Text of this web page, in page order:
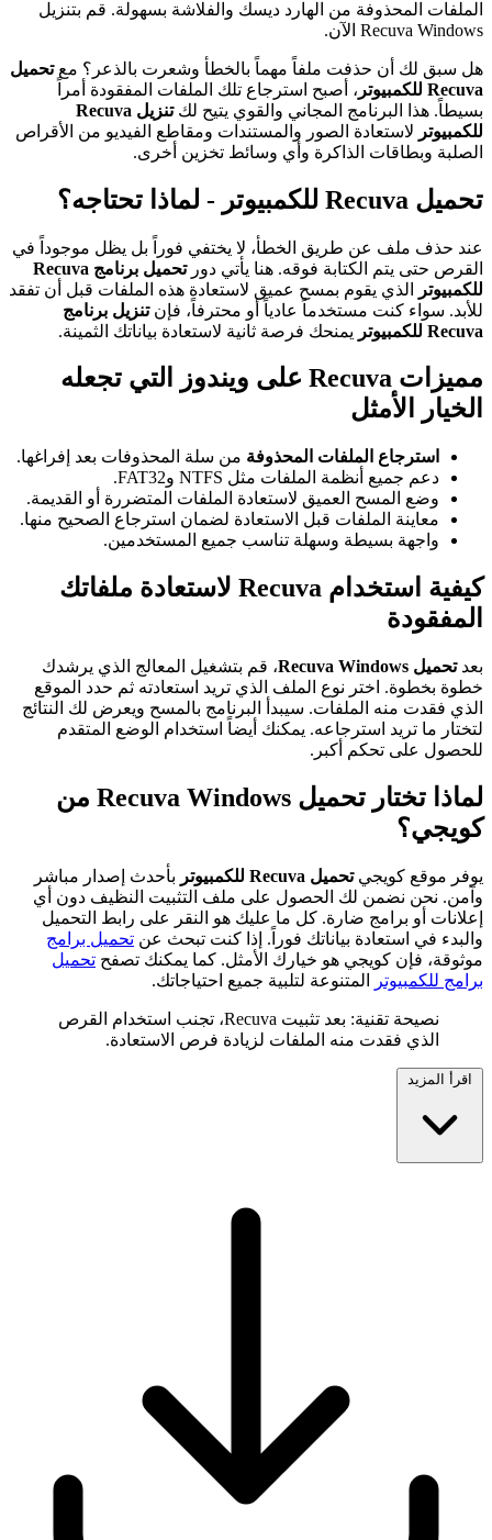
الملفات المحذوفة من الهارد ديسك والفلاشة بسهولة. قم بتنزيل
Recuva Windows الآن.
هل سبق لك أن حذفت ملفاً مهماً بالخطأ وشعرت بالذعر؟ معتحميل
Recuva للكمبيوتر
، أصبح استرجاع تلك الملفات المفقودة أمراً
بسيطاً. هذا البرنامج المجاني والقوي يتيح لك
تنزيل Recuva
للكمبيوتر لاستعادة الصور والمستندات ومقاطع الفيديو من الأقراص
الصلبة وبطاقات الذاكرة وأي وسائط تخزين أخرى.
تحميل Recuva للكمبيوتر - لماذا تحتاجه؟
عند حذف ملف عن طريق الخطأ، لا يختفي فوراً بل يظل موجوداً في
القرص حتى يتم الكتابة فوقه. هنا يأتي دور
تحميل برنامج Recuva
للكمبيوتر
الذي يقوم بمسح عميق لاستعادة هذه الملفات قبل أن تفقد
للأبد. سواء كنت مستخدماً عادياً أو محترفاً، فإنتنزيل برنامج
Recuva للكمبيوتر
يمنحك فرصة ثانية لاستعادة بياناتك الثمينة.
مميزات Recuva على ويندوز التي تجعله
الخيار الأمثل
استرجاع الملفات المحذوفة من سلة المحذوفات بعد إفراغها.
دعم جميع أنظمة الملفات مثل NTFS وFAT32.
وضع المسح العميق لاستعادة الملفات المتضررة أو القديمة.
معاينة الملفات قبل الاستعادة لضمان استرجاع الصحيح منها.
واجهة بسيطة وسهلة تناسب جميع المستخدمين.
كيفية استخدام Recuva لاستعادة ملفاتك
المفقودة
بعدتحميل Recuva Windows
، قم بتشغيل المعالج الذي يرشدك
خطوة بخطوة. اختر نوع الملف الذي تريد استعادته ثم حدد الموقع
الذي فقدت منه الملفات. سيبدأ البرنامج بالمسح ويعرض لك النتائج
لتختار ما تريد استرجاعه. يمكنك أيضاً استخدام الوضع المتقدم
للحصول على تحكم أكبر.
لماذا تختار تحميل Recuva Windows من
كويجي؟
يوفر موقع كويجيتحميل Recuva للكمبيوتر
بأحدث إصدار مباشر
وآمن. نحن نضمن لك الحصول على ملف التثبيت النظيف دون أي
إعلانات أو برامج ضارة. كل ما عليك هو النقر على رابط التحميل
والبدء في استعادة بياناتك فوراً. إذا كنت تبحث عن تحميل برامج
موثوقة، فإن كويجي هو خيارك الأمثل. كما يمكنك تصفح تحميل
برامج للكمبيوتر
المتنوعة لتلبية جميع احتياجاتك.
نصيحة تقنية: بعد تثبيت Recuva، تجنب استخدام القرص
الذي فقدت منه الملفات لزيادة فرص الاستعادة.
اقرأ المزيد